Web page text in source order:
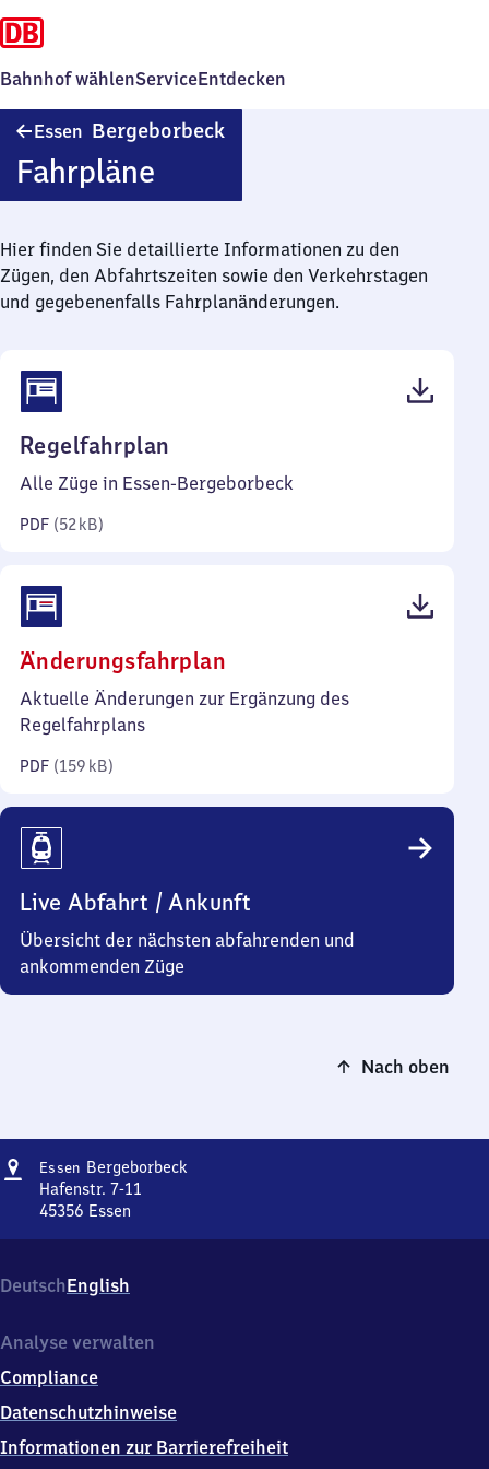
Bahnhof wählenServiceEntdecken
Essen Bergeborbeck
Fahrpläne
Hier finden Sie detaillierte Informationen zu den
Zügen, den Abfahrtszeiten sowie den Verkehrstagen
und gegebenenfalls Fahrplanänderungen.
Regelfahrplan
52
Alle Züge in Essen-Bergeborbeck
PDF (52 kB)
Änderungsfahrplan
159
Aktuelle Änderungen zur Ergänzung des
Regelfahrplans
PDF (159 kB)
Live Abfahrt / Ankunft
Übersicht der nächsten abfahrenden und
ankommenden Züge
Nach oben
Adresse
Essen Bergeborbeck
Hafenstr. 7-11
45356 Essen
Hafenstr.
7-
4
3
5
Essen
DeutschEnglish
Analyse verwalten
Compliance
Datenschutzhinweise
Informationen zur Barrierefreiheit